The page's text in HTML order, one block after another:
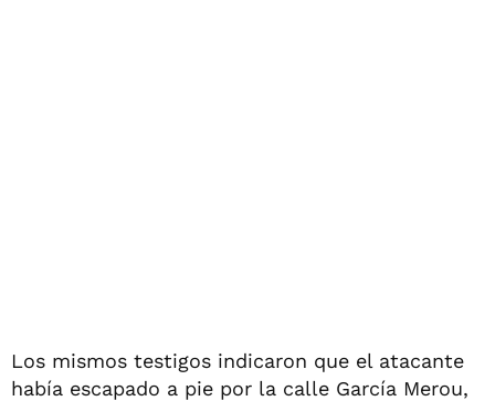
Los mismos testigos indicaron que el atacante
había escapado a pie por la calle García Merou,